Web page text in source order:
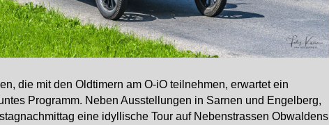
die mit den Oldtimern am O-iO teilnehmen, erwartet ein
Programm. Neben Ausstellungen in Sarnen und Engelberg,
eine idyllische Tour auf Nebenstrassen Obwaldens